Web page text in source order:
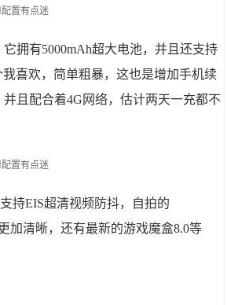
拥有5000mAh超大电池，并且还支持
喜欢，简单粗暴，这也是增加手机续
且配合着4G网络，估计两天一充都不
持EIS超清视频防抖，自拍的
加清晰，还有最新的游戏魔盒8.0等